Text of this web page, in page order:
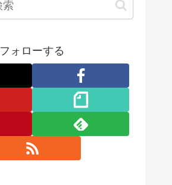
フォローする